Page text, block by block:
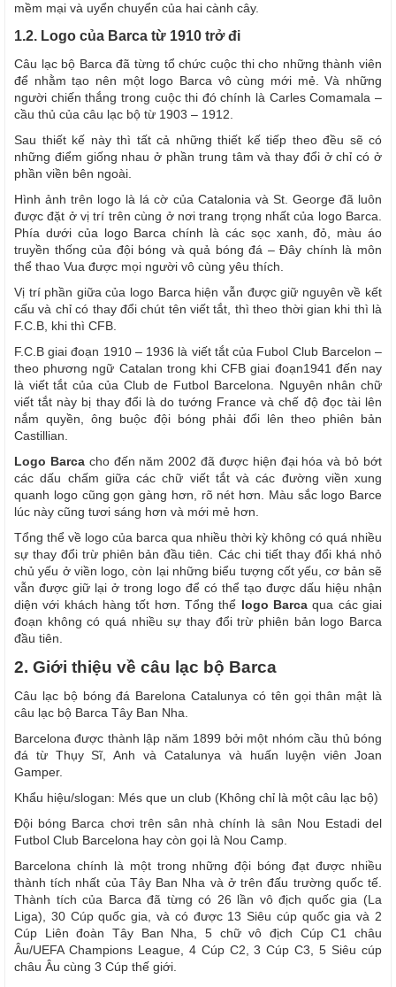
mềm mại và uyển chuyển của hai cành cây.
1.2. Logo của Barca từ 1910 trở đi
Câu lạc bộ Barca đã từng tổ chức cuộc thi cho những thành viên
để nhằm tạo nên một logo Barca vô cùng mới mẻ. Và những
người chiến thắng trong cuộc thi đó chính là Carles Comamala –
cầu thủ của câu lạc bộ từ 1903 – 1912.
Sau thiết kế này thì tất cả những thiết kế tiếp theo đều sẽ có
những điểm giống nhau ở phần trung tâm và thay đổi ở chỉ có ở
phần viền bên ngoài.
Hình ảnh trên logo là lá cờ của Catalonia và St. George đã luôn
được đặt ở vị trí trên cùng ở nơi trang trọng nhất của logo Barca.
Phía dưới của logo Barca chính là các sọc xanh, đỏ, màu áo
truyền thống của đội bóng và quả bóng đá – Đây chính là môn
thể thao Vua được mọi người vô cùng yêu thích.
Vị trí phần giữa của logo Barca hiện vẫn được giữ nguyên về kết
cấu và chỉ có thay đổi chút tên viết tắt, thì theo thời gian khi thì là
F.C.B, khi thì CFB.
F.C.B giai đoạn 1910 – 1936 là viết tắt của Fubol Club Barcelon –
theo phương ngữ Catalan trong khi CFB giai đoạn1941 đến nay
là viết tắt của của Club de Futbol Barcelona. Nguyên nhân chữ
viết tắt này bị thay đổi là do tướng France và chế độ đọc tài lên
nắm quyền, ông buộc đội bóng phải đổi lên theo phiên bản
Castillian.
Logo Barca cho đến năm 2002 đã được hiện đại hóa và bỏ bớt
các dấu chấm giữa các chữ viết tắt và các đường viền xung
quanh logo cũng gọn gàng hơn, rõ nét hơn. Màu sắc logo Barce
lúc này cũng tươi sáng hơn và mới mẻ hơn.
Tổng thể về logo của barca qua nhiều thời kỳ không có quá nhiều
sự thay đổi trừ phiên bản đầu tiên. Các chi tiết thay đổi khá nhỏ
chủ yếu ở viền logo, còn lại những biểu tượng cốt yếu, cơ bản sẽ
vẫn được giữ lại ở trong logo để có thể tạo được dấu hiệu nhận
diện với khách hàng tốt hơn. Tổng thể logo Barca qua các giai
đoạn không có quá nhiều sự thay đổi trừ phiên bản logo Barca
đầu tiên.
2. Giới thiệu về câu lạc bộ Barca
Câu lạc bộ bóng đá Barelona Catalunya có tên gọi thân mật là
câu lạc bộ Barca Tây Ban Nha.
Barcelona được thành lập năm 1899 bởi một nhóm cầu thủ bóng
đá từ Thụy Sĩ, Anh và Catalunya và huấn luyện viên Joan
Gamper.
Khẩu hiệu/slogan: Més que un club (Không chỉ là một câu lạc bộ)
Đội bóng Barca chơi trên sân nhà chính là sân Nou Estadi del
Futbol Club Barcelona hay còn gọi là Nou Camp.
Barcelona chính là một trong những đội bóng đạt được nhiều
thành tích nhất của Tây Ban Nha và ở trên đấu trường quốc tế.
Thành tích của Barca đã từng có 26 lần vô địch quốc gia (La
Liga), 30 Cúp quốc gia, và có được 13 Siêu cúp quốc gia và 2
Cúp Liên đoàn Tây Ban Nha, 5 chữ vô địch Cúp C1 châu
Âu/UEFA Champions League, 4 Cúp C2, 3 Cúp C3, 5 Siêu cúp
châu Âu cùng 3 Cúp thế giới.